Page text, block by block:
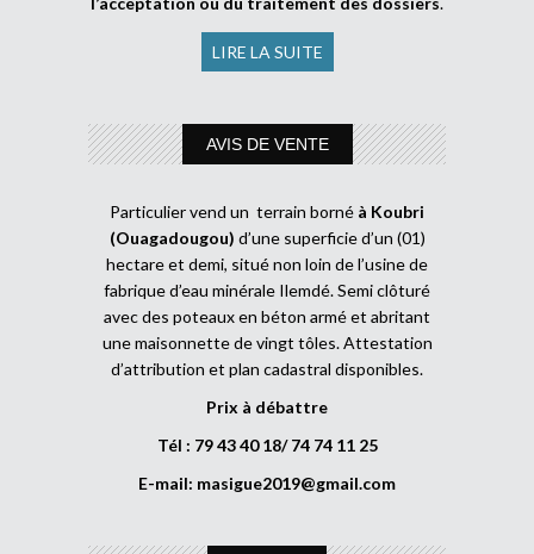
LIRE LA SUITE
AVIS DE VENTE
Particulier vend un terrain borné à Koubri
(Ouagadougou) d’une superficie d’un (01)
hectare et demi, situé non loin de l’usine de
fabrique d’eau minérale Ilemdé. Semi clôturé
avec des poteaux en béton armé et abritant
une maisonnette de vingt tôles. Attestation
d’attribution et plan cadastral disponibles.
Prix à débattre
Tél : 79 43 40 18/ 74 74 11 25
E-mail: masigue2019@gmail.com